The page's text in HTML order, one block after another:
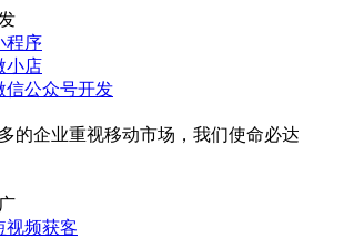
程序
小店
信公众号开发
的企业重视移动市场，我们使命必达
视频获客